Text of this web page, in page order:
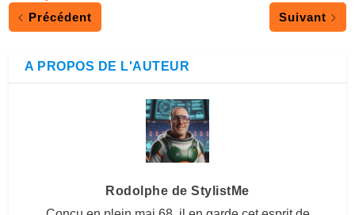
Précédent
Suivant
A PROPOS DE L'AUTEUR
Rodolphe de StylistMe